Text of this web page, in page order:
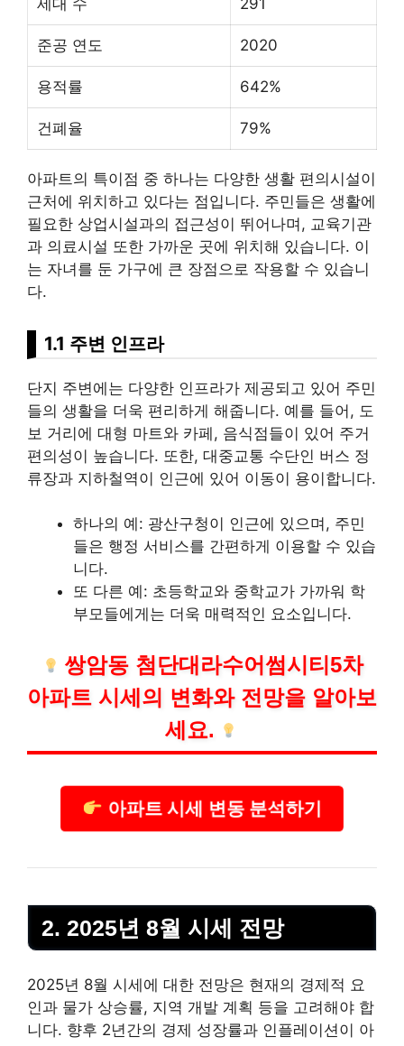
준공 연도 2020
용적률 642%
건폐율 79%
아파트의 특이점 중 하나는 다양한 생활 편의시설이
근처에 위치하고 있다는 점입니다. 주민들은 생활에
필요한 상업시설과의 접근성이 뛰어나며, 교육기관
과 의료시설 또한 가까운 곳에 위치해 있습니다. 이
는 자녀를 둔 가구에 큰 장점으로 작용할 수 있습니
다.
1.1 주변 인프라
단지 주변에는 다양한 인프라가 제공되고 있어 주민
들의 생활을 더욱 편리하게 해줍니다. 예를 들어, 도
보 거리에 대형 마트와 카페, 음식점들이 있어 주거
편의성이 높습니다. 또한, 대중교통 수단인 버스 정
류장과 지하철역이 인근에 있어 이동이 용이합니다.
하나의 예: 광산구청이 인근에 있으며, 주민
들은 행정 서비스를 간편하게 이용할 수 있습
니다.
또 다른 예: 초등학교와 중학교가 가까워 학
부모들에게는 더욱 매력적인 요소입니다.
쌍암동 첨단대라수어썸시티5차
아파트 시세의 변화와 전망을 알아보
세요.
아파트 시세 변동 분석하기
2. 2025년 8월 시세 전망
2025년 8월 시세에 대한 전망은 현재의 경제적 요
인과 물가 상승률, 지역 개발 계획 등을 고려해야 합
니다. 향후 2년간의 경제 성장률과 인플레이 션이 아